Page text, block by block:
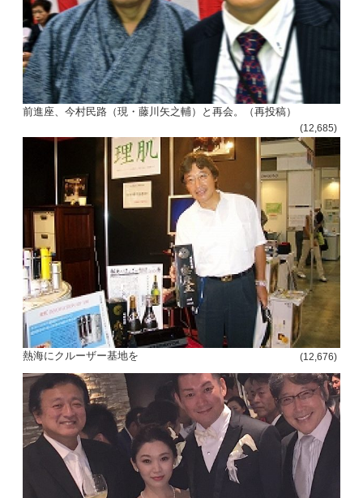
前進座、今村民路（現・藤川矢之輔）と再会。（再投稿）
(12,685)
熱海にクルーザー基地を (12,676)